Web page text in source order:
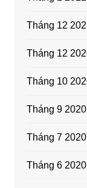
Tháng 12
Tháng 12
Tháng 10
Tháng 9 2020
Tháng 7 2020
Tháng 6 2020